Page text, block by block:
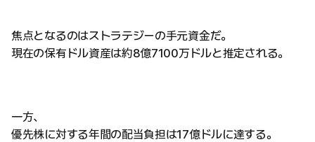
焦点となるのはストラテジーの手元資金だ。
現在の保有ドル資産は約8億7100万ドルと推定される。
一方、
優先株に対する年間の配当負担は17億ドルに達する。